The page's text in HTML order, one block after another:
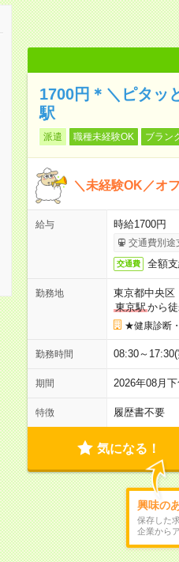
1700円＊＼ピタッ
駅
派遣 職種未経験OK ブラン
＼未経験OK／オ
給与 時給1700円
交通費別途
交通費 全額
勤務地
東京都中央区
東京駅から
★健康診断
勤務時間 08:30～
期間 2026年08月
特徴 履歴書不要
気になる！
興味の
保存した
企業から